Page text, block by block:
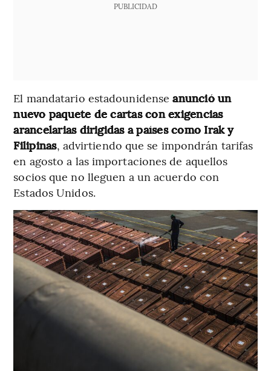
PUBLICIDAD
El mandatario estadounidenseanunció un
nuevo paquete de cartas con exigencias
arancelarias dirigidas a países como Irak y
Filipinas, advirtiendo que se impondrán tarifas
en agosto a las importaciones de aquellos
socios que no lleguen a un acuerdo con
Estados Unidos.